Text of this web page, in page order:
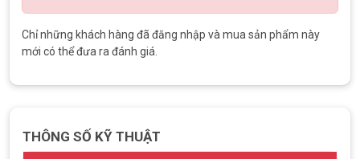
Chỉ những khách hàng đã đăng nhập và mua sản phẩm này
mới có thể đưa ra đánh giá.
THÔNG SỐ KỸ THUẬT